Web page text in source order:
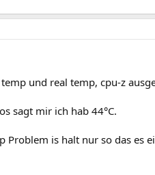
und real temp, cpu-z
sagt mir ich hab 44°C.
Problem is halt nur so das es